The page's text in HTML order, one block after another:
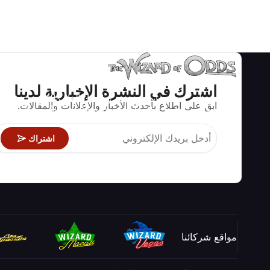
اشترك في النشرة الإخبارية لدينا
ابق على اطلاع بأحدث الأخبار والإعلانات والمقالات.
اشتراك
استراتيجيات ومعلومات صحيحة رياضيا لألعاب الكازينو مثل
البلاك جاك وكرابس والروليت ومئات الألعاب الأخرى التي
يمكن لعبها.
مواقع شركائنا